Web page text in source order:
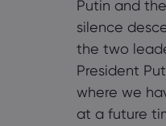
1.3
1.4
1.5
Putin and
silence
the two
President
where we
at a future